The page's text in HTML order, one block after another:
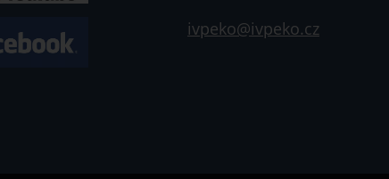
ivpeko@ivpeko.cz